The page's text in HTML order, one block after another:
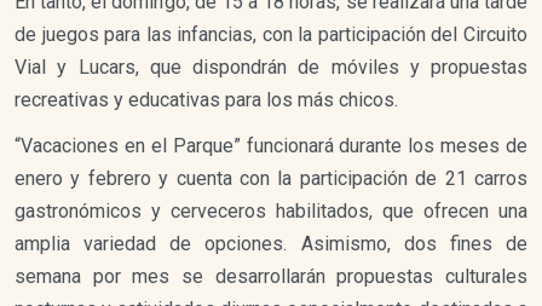
de juegos para las infancias, con la participación del Circuito
Vial y Lucars, que dispondrán de móviles y propuestas
recreativas y educativas para los más chicos.
“Vacaciones en el Parque” funcionará durante los meses de
enero y febrero y cuenta con la participación de 21 carros
gastronómicos y cerveceros habilitados, que ofrecen una
amplia variedad de opciones. Asimismo, dos fines de
semana por mes se desarrollarán propuestas culturales